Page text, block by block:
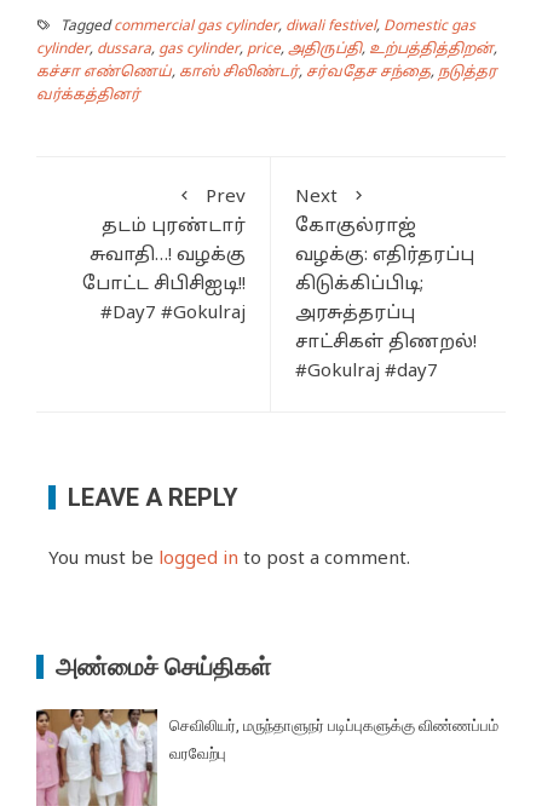
Taggedcommercial gas cylinder, diwali festivel, Domestic gas
cylinder, dussara, gas cylinder, price, அதிருப்தி, உற்பத்தித்திறன்,
கச்சா எண்ணெய், காஸ் சிலிண்டர், சர்வதேச சந்தை, நடுத்தர
வர்க்கத்தினர்
Prev
தடம் புரண்டார்
சுவாதி…! வழக்கு
போட்ட சிபிசிஐடி!!
#Day7 #Gokulraj
Next
கோகுல்ராஜ்
வழக்கு: எதிர்தரப்பு
கிடுக்கிப்பிடி;
அரசுத்தரப்பு
சாட்சிகள் திணறல்!
#Gokulraj #day7
LEAVE A REPLY
You must be logged in to post a comment.
அண்மைச் செய்திகள்
செவிலியர், மருந்தாளுநர் படிப்புகளுக்கு விண்ணப்பம்
வரவேற்பு